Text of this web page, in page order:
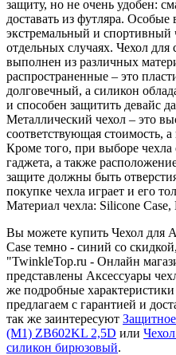
защиту, но не очень удобен:
доставать из футляра. Особые
экстремальный и спортивный
отдельных случаях. Чехол
выполнен из различных
распространенные – это
долговечный, а силикон
и способен защитить девайс
Металлический чехол – это
соответствующая стоимость,
Кроме того, при выборе чехла
гаджета, а также
защите должны быть
покупке чехла играет и его
Материал чехла: Silicone
Вы можете купить Чехол для
Case темно - синий со
"TwinkleTop.ru - Онлайн
представлены Аксессуары
же подробные
предлагаем с гарантией и
так же заинтересуют
(M1) ZB602KL 2,5D или
силикон бирюзовый.